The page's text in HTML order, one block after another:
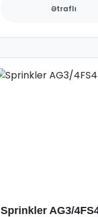
Ətraflı
Sprinkler AG3/